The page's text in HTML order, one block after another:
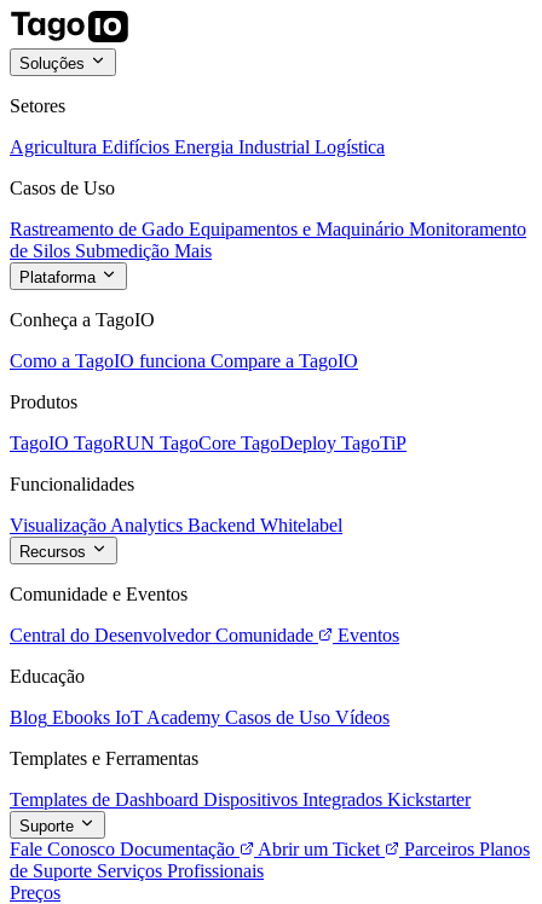
Soluções
Setores
Agricultura Edifícios Energia Industrial Logística
Casos de Uso
Rastreamento de Gado Equipamentos e Maquinário Monitoramento
de Silos Submedição Mais
Plataforma
Conheça a TagoIO
Como a TagoIO funciona Compare a TagoIO
Produtos
TagoIO TagoRUN TagoCore TagoDeploy TagoTiP
Funcionalidades
Visualização Analytics Backend Whitelabel
Recursos
Comunidade e Eventos
Central do Desenvolvedor Comunidade
Eventos
Educação
Blog Ebooks IoT Academy Casos de Uso Vídeos
Templates e Ferramentas
Templates de Dashboard Dispositivos Integrados Kickstarter
Suporte
Fale Conosco Documentação Abrir um Ticket Parceiros Planos
de Suporte Serviços Profissionais
Preços